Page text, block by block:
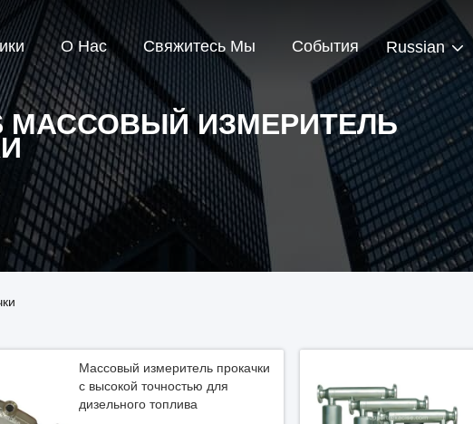
О Нас Свяжитесь Мы События Russian
МАССОВЫЙ ИЗМЕРИТЕЛЬ
Массовый измеритель прокачки
с высокой точностью для
дизельного топлива